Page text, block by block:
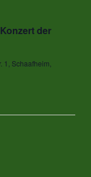
der
1, Schaafheim,